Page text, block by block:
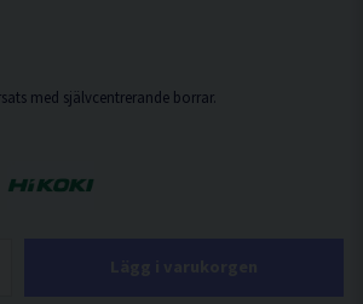
med självcentrerande borrar.